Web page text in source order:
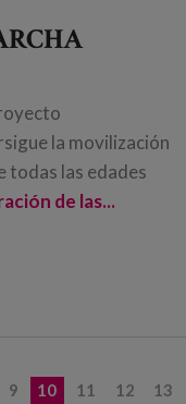
la movilización
todas las edades
de las...
9 10 11 12 13